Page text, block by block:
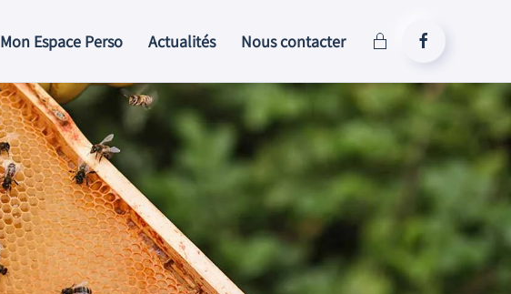
Mon Espace Perso Actualités Nous contacter